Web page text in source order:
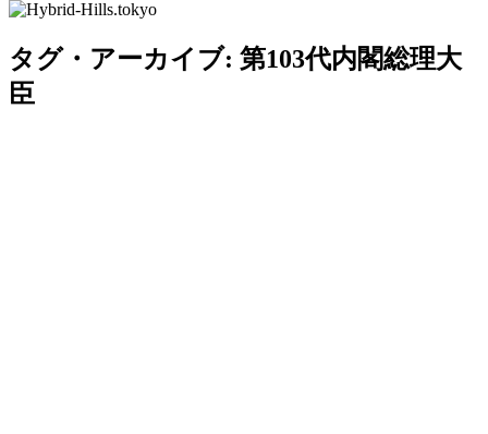
タグ・アーカイブ: 第103代内閣総理大
臣